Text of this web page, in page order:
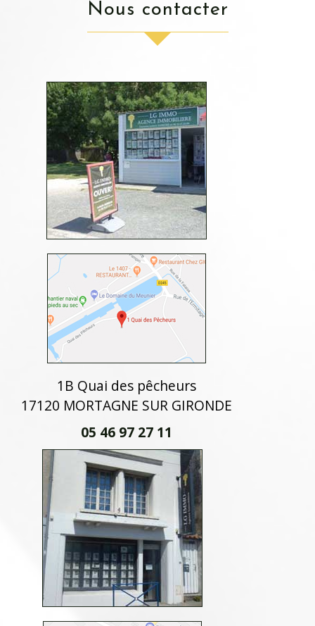
nous contacter
1B Quai des pêcheurs
17120 MORTAGNE SUR GIRONDE
05 46 97 27 11